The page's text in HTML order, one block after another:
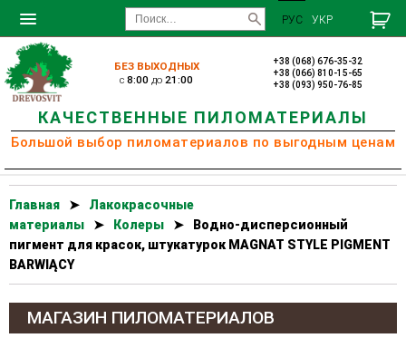
РУС УКР
БЕЗ ВЫХОДНЫХ
c8:00 до21:00
+38 (068) 676-35-32
+38 (066) 810-15-65
+38 (093) 950-76-85
КАЧЕСТВЕННЫЕ ПИЛОМАТЕРИАЛЫ
Большой выбор пиломатериалов по выгодным ценам
Главная ➤
Лакокрасочные
материалы
➤ Колеры ➤
Водно-дисперсионный
пигмент для красок, штукатурок MAGNAT STYLE PIGMENT
BARWIĄCY
МАГАЗИН ПИЛОМАТЕРИАЛОВ